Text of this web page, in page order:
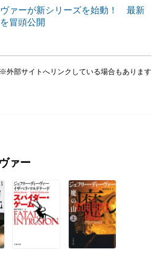
ァーが新シリーズを始動！ 最新
冒頭公開
※外部サイトへリンクしている場合もあります
ァー